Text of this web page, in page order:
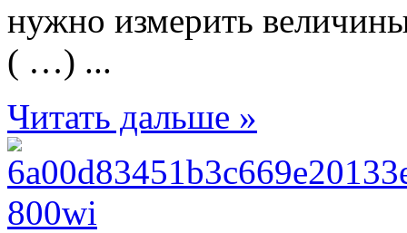
нужно измерить
( …) ...
Читать дальше »